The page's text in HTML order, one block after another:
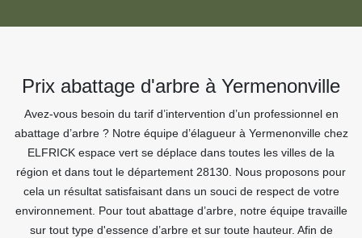
Prix abattage d'arbre à Yermenonville
Avez-vous besoin du tarif d’intervention d’un professionnel en
abattage d’arbre ? Notre équipe d’élagueur à Yermenonville chez
ELFRICK espace vert se déplace dans toutes les villes de la
région et dans tout le département 28130. Nous proposons pour
cela un résultat satisfaisant dans un souci de respect de votre
environnement. Pour tout abattage d’arbre, notre équipe travaille
sur tout type d'essence d’arbre et sur toute hauteur. Afin de